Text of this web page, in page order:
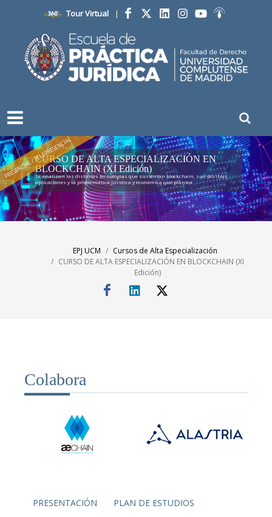
Tour Virtual |
Facebook
PRESENCIAL / TELEPRESENCIAL
CURSO DE ALTA ESPECIALIZACIÓN EN
BLOCKCHAIN (XI Edición)
Se analizan las distintas tecnologias que sustentan blockchain, sus posibles
aplicaciones y la problemática jurídica y económica que plantea.
EPJ UCM
Cursos de Alta Especialización
CURSO DE ALTA ESPECIALIZACIÓN EN BLOCKCHAIN (XI
Edición)
Colabora
PRESENTACIÓN
PLAN DE ESTUDIOS